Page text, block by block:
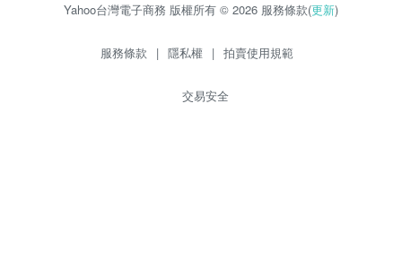
Yahoo台灣電子商務 版權所有 © 2026 服務條款(更新)
服務條款 | 隱私權 | 拍賣使用規範
交易安全